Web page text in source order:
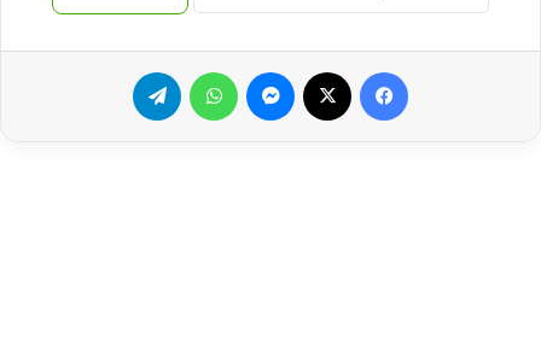
فيسبوك ماسنجر واتساب